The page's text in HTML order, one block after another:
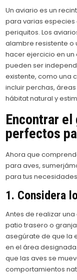
Un aviario es un
para varias especies
periquitos. Los
alambre resistente o
hacer ejercicio en un
pueden ser
existente, como una
incluir perchas,
hábitat natural y
Encontrar
perfectos
Ahora que
para aves,
para tus
1. Considera
Antes de realizar
patio trasero o
asegúrate de que la
en el área
que las aves se
comportamientos